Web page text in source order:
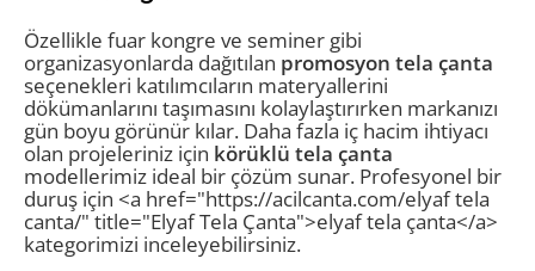
Özellikle fuar kongre ve seminer gibi
organizasyonlarda dağıtılan promosyon tela çanta
seçenekleri katılımcıların materyallerini
dökümanlarını taşımasını kolaylaştırırken markanızı
gün boyu görünür kılar. Daha fazla iç hacim ihtiyacı
olan projeleriniz için körüklü tela çanta
modellerimiz ideal bir çözüm sunar. Profesyonel bir
duruş için <a href="https://acilcanta.com/elyaf tela
canta/" title="Elyaf Tela Çanta">elyaf tela çanta</a>
kategorimizi inceleyebilirsiniz.